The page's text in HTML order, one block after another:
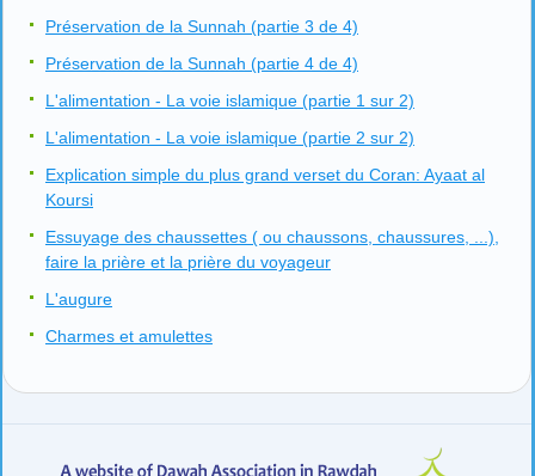
Préservation de la Sunnah (partie 3 de 4)
Préservation de la Sunnah (partie 4 de 4)
L'alimentation - La voie islamique (partie 1 sur 2)
L'alimentation - La voie islamique (partie 2 sur 2)
Explication simple du plus grand verset du Coran: Ayaat al
Koursi
Essuyage des chaussettes ( ou chaussons, chaussures, ...),
faire la prière et la prière du voyageur
L'augure
Charmes et amulettes